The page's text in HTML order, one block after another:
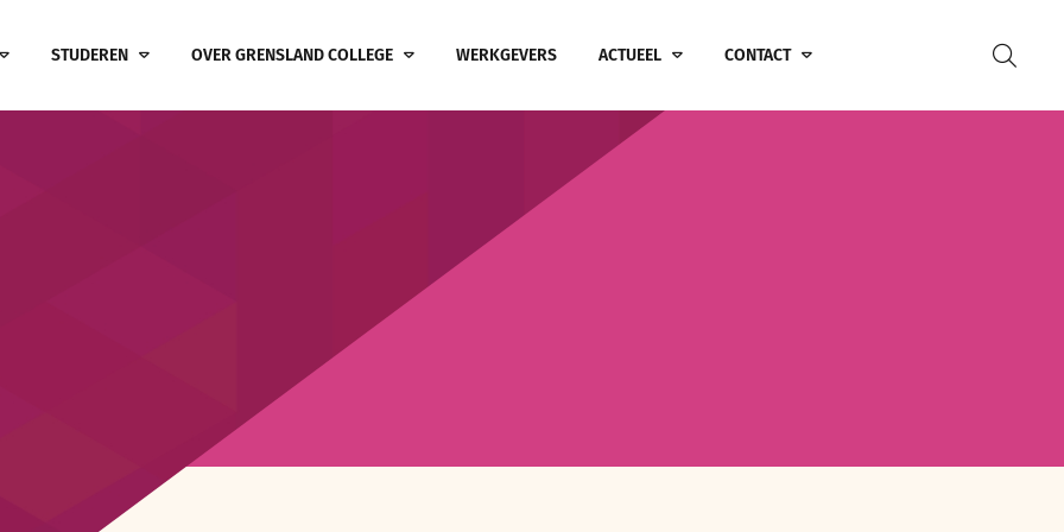
STUDEREN OVER GRENSLAND COLLEGE WERKGEVERS ACTUEEL CONTACT